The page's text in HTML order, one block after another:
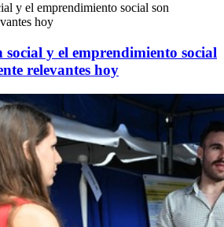
y el emprendimiento social son
hoy
y el emprendimiento social
relevantes hoy